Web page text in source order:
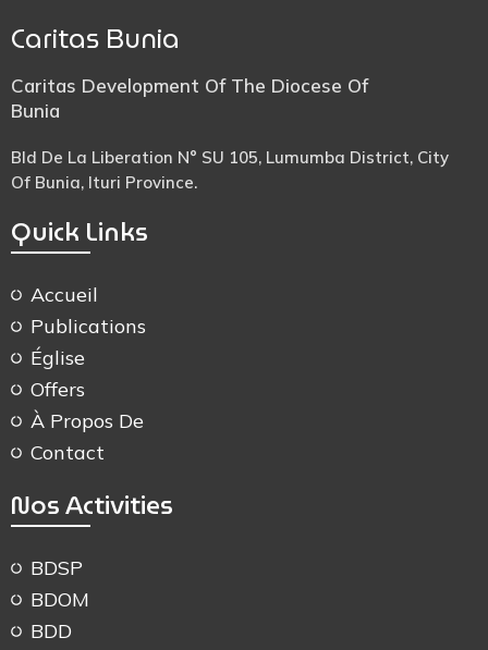
Caritas Bunia
Caritas Development Of The Diocese Of
Bunia
Bld De La Liberation N° SU 105, Lumumba District, City
Of Bunia, Ituri Province.
Quick Links
Accueil
Publications
Église
Offers
À Propos De
Contact
Nos Activities
BDSP
BDOM
BDD